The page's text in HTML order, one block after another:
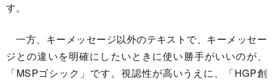
す。
一方、キーメッセージ以外のテキストで、キーメッセー
ジとの違いを明確にしたいときに使い勝手がいいのが、
「MSPゴシック」です。視認性が高いうえに、「HGP創